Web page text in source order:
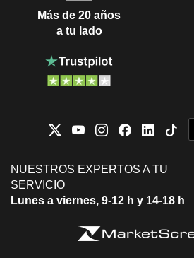
Más de 20 años
a tu lado
NUESTROS EXPERTOS A TU
SERVICIO
Lunes a viernes, 9-12 h y 14-18 h